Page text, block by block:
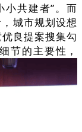
小共建者”。而
城市规划设想
良提案搜集勾
节的主要性，